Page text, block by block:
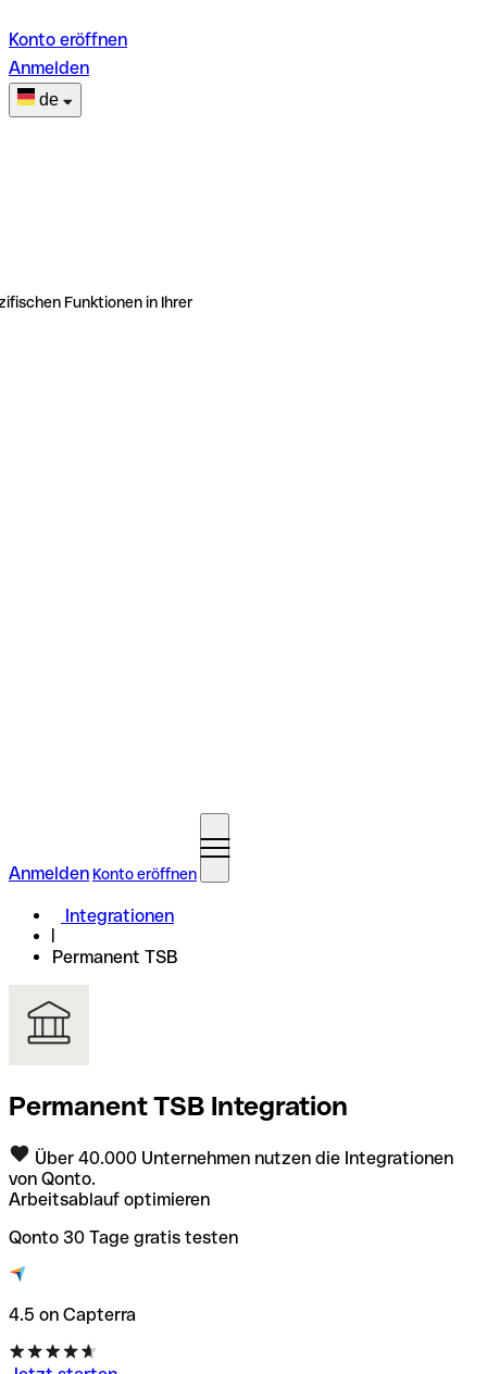
Konto eröffnen
Anmelden
de
Funktionen in Ihrer
Anmelden Konto eröffnen
Integrationen
Permanent TSB
Permanent TSB Integration
Über 40.000 Unternehmen nutzen die Integrationen
von Qonto.
Arbeitsablauf optimieren
Qonto 30 Tage gratis testen
4.5 on Capterra